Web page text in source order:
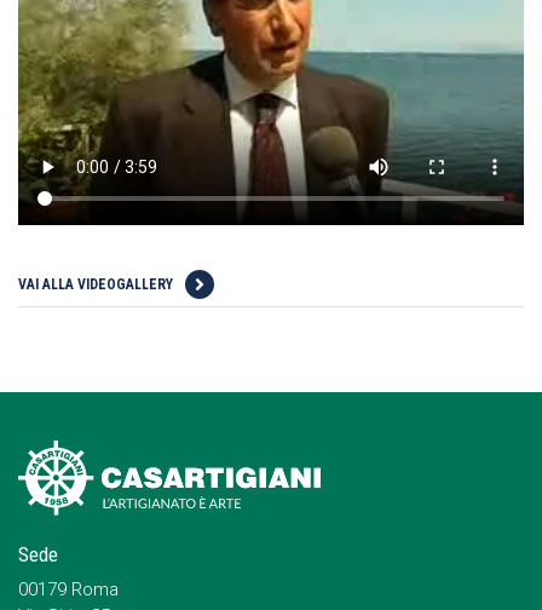
VAI ALLA VIDEOGALLERY
Sede
00179 Roma